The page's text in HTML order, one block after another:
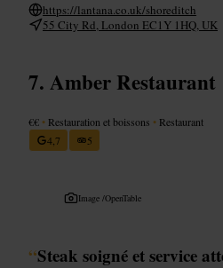
https://lantana.co.uk/shoreditch
55 City Rd, London EC1Y 1HQ, UK
Amber Restaurant
€€ • Restauration et boissons • Restaurant
4,7
5
Image /OpenTable
“Steak soigné et service